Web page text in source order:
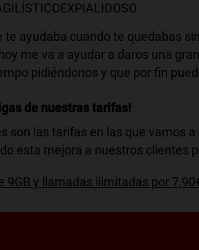
te ayudaba cuando te quedabas
me va a ayudar a daros una
pidiéndonos y que por fin
de nuestras tarifas!
son las tarifas en las que vamos
esta mejora a nuestros clientes
9GB y llamadas ilimitadas por